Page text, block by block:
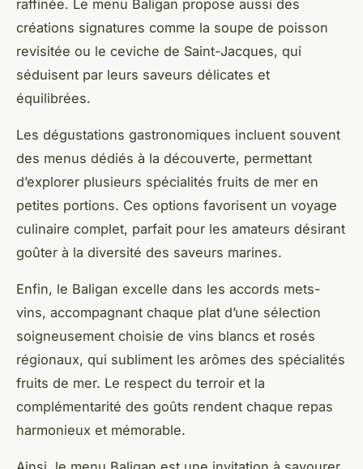
raffinée. Le menu Baligan propose aussi des
créations signatures comme la soupe de poisson
revisitée ou le ceviche de Saint-Jacques, qui
séduisent par leurs saveurs délicates et
équilibrées.
Les dégustations gastronomiques incluent souvent
des menus dédiés à la découverte, permettant
d’explorer plusieurs spécialités fruits de mer en
petites portions. Ces options favorisent un voyage
culinaire complet, parfait pour les amateurs désirant
goûter à la diversité des saveurs marines.
Enfin, le Baligan excelle dans les accords mets-
vins, accompagnant chaque plat d’une sélection
soigneusement choisie de vins blancs et rosés
régionaux, qui subliment les arômes des spécialités
fruits de mer. Le respect du terroir et la
complémentarité des goûts rendent chaque repas
harmonieux et mémorable.